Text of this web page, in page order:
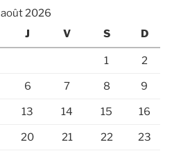
août 2026
J V S D
1 2
6 7 8 9
13 14 15 16
20 21 22 23